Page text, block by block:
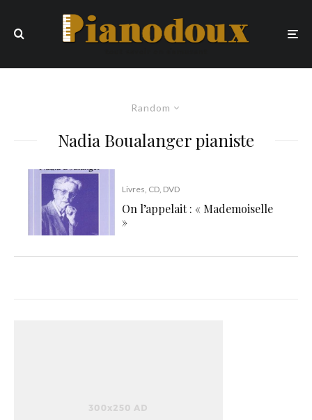
Random
Nadia Boualanger pianiste
Livres, CD, DVD
On l’appelait : « Mademoiselle
»